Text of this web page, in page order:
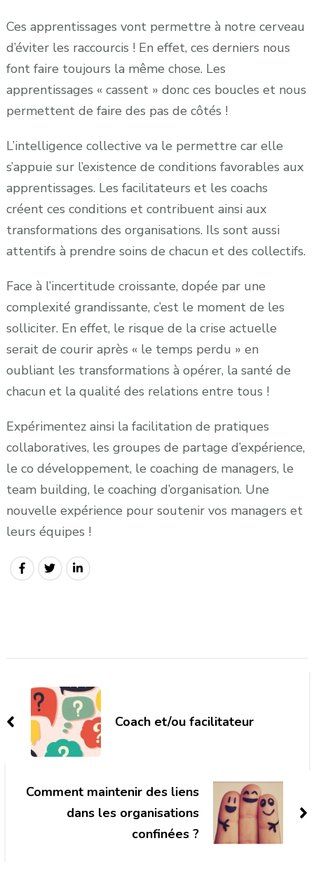
Ces apprentissages vont permettre à notre cerveau
d’éviter les raccourcis ! En effet, ces derniers nous
font faire toujours la même chose. Les
apprentissages « cassent » donc ces boucles et nous
permettent de faire des pas de côtés !
L’intelligence collective va le permettre car elle
s’appuie sur l’existence de conditions favorables aux
apprentissages. Les facilitateurs et les coachs
créent ces conditions et contribuent ainsi aux
transformations des organisations. Ils sont aussi
attentifs à prendre soins de chacun et des collectifs.
Face à l’incertitude croissante, dopée par une
complexité grandissante, c’est le moment de les
solliciter. En effet, le risque de la crise actuelle
serait de courir après « le temps perdu » en
oubliant les transformations à opérer, la santé de
chacun et la qualité des relations entre tous !
Expérimentez ainsi la facilitation de pratiques
collaboratives, les groupes de partage d’expérience,
le co développement, le coaching de managers, le
team building, le coaching d’organisation. Une
nouvelle expérience pour soutenir vos managers et
leurs équipes !
Navigation
Coach et/ou facilitateur
Comment maintenir des liens
dans les organisations
confinées ?